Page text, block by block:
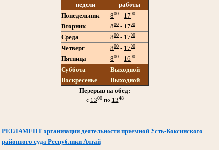
недели
работы
Понедельник
800 - 1700
Вторник 800 - 1700
Среда 800 - 1700
Четверг 800 - 1700
Пятница 800 - 1600
Суббота
Выходной
Воскресенье
Выходной
Перерыв на обед:
с 1300по 1348
РЕГЛАМЕНТ организации деятельности приемной Усть-Коксинского
районного суда Республики Алтай